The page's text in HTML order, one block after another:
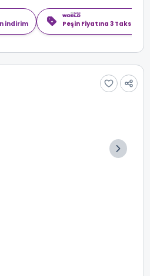
indirim Peşin Fiyatına 3 Taksit